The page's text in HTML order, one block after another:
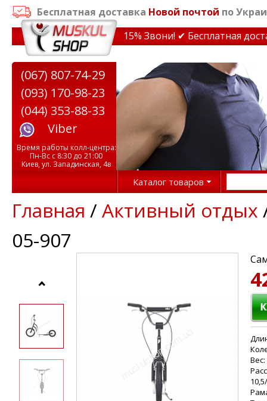
Бесплатная доставка Новой почтой по
на тренажеры до 15% Звони! ✔ Бесплатная
(067) 807-74-29
(093) 170-98-23
(044) 353-88-33
Viber
Время работы колл-центра:
Пн-Вс с 8:30 до 21:00
Киев, ул. Западинская, 4в
Каталог товаров
Главная /Активный отдых
05-907
Вес: